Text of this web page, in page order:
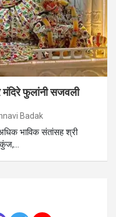
मंदिरे फुलांनी सजवली
Badak
भाविक संतांसह श्री
कुंज,…